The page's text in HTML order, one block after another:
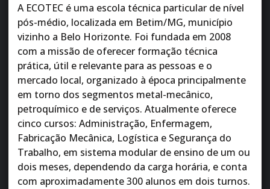
A ECOTEC é uma escola técnica particular de nível
pós-médio, localizada em Betim/MG, município
vizinho a Belo Horizonte. Foi fundada em 2008
com a missão de oferecer formação técnica
prática, útil e relevante para as pessoas e o
mercado local, organizado à época principalmente
em torno dos segmentos metal-mecânico,
petroquímico e de serviços. Atualmente oferece
cinco cursos: Administração, Enfermagem,
Fabricação Mecânica, Logística e Segurança do
Trabalho, em sistema modular de ensino de um ou
dois meses, dependendo da carga horária, e conta
com aproximadamente 300 alunos em dois turnos.